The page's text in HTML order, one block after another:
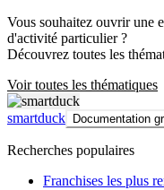
Vous souhaitez ouvrir une
d'activité particulier ?
Découvrez toutes les
Voir toutes les thématiques
smartduck Documentation
Recherches populaires
Franchises les plus